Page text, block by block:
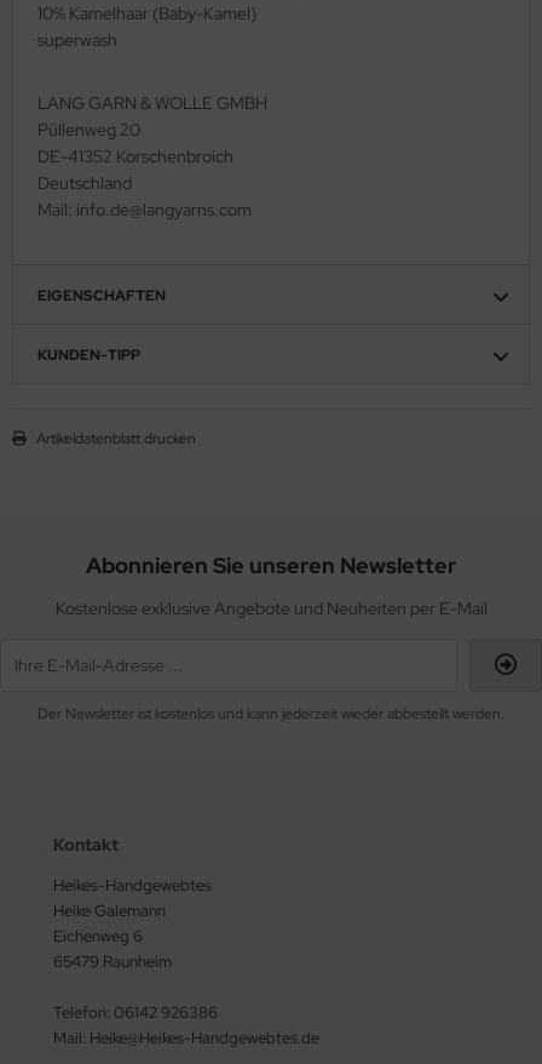
10% Kamelhaar (Baby-Kamel)
superwash
LANG GARN & WOLLE GMBH
Püllenweg 20
DE-41352 Korschenbroich
Deutschland
Mail: info.de@langyarns.com
EIGENSCHAFTEN
KUNDEN-TIPP
Artikeldatenblatt drucken
Abonnieren Sie unseren Newsletter
Kostenlose exklusive Angebote und Neuheiten per E-Mail
Der Newsletter ist kostenlos und kann jederzeit wieder abbestellt werden.
Kontakt
Heikes-Handgewebtes
Heike Galemann
Eichenweg 6
65479 Raunheim
Telefon: 06142 926386
Mail: Heike@Heikes-Handgewebtes.de